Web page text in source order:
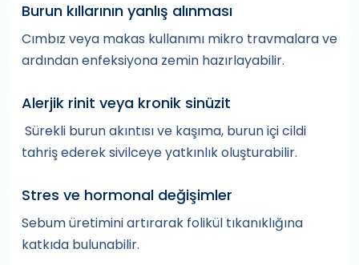
Burun kıllarının yanlış alınması
Cımbız veya makas kullanımı mikro travmalara ve
ardından enfeksiyona zemin hazırlayabilir.
Alerjik rinit veya kronik sinüzit
Sürekli burun akıntısı ve kaşıma, burun içi cildi
tahriş ederek sivilceye yatkınlık oluşturabilir.
Stres ve hormonal değişimler
Sebum üretimini artırarak folikül tıkanıklığına
katkıda bulunabilir.